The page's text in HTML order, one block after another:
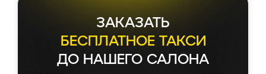
ЗАКАЗАТЬ
БЕСПЛАТНОЕ ТАКСИ
ДО НАШЕГО САЛОНА